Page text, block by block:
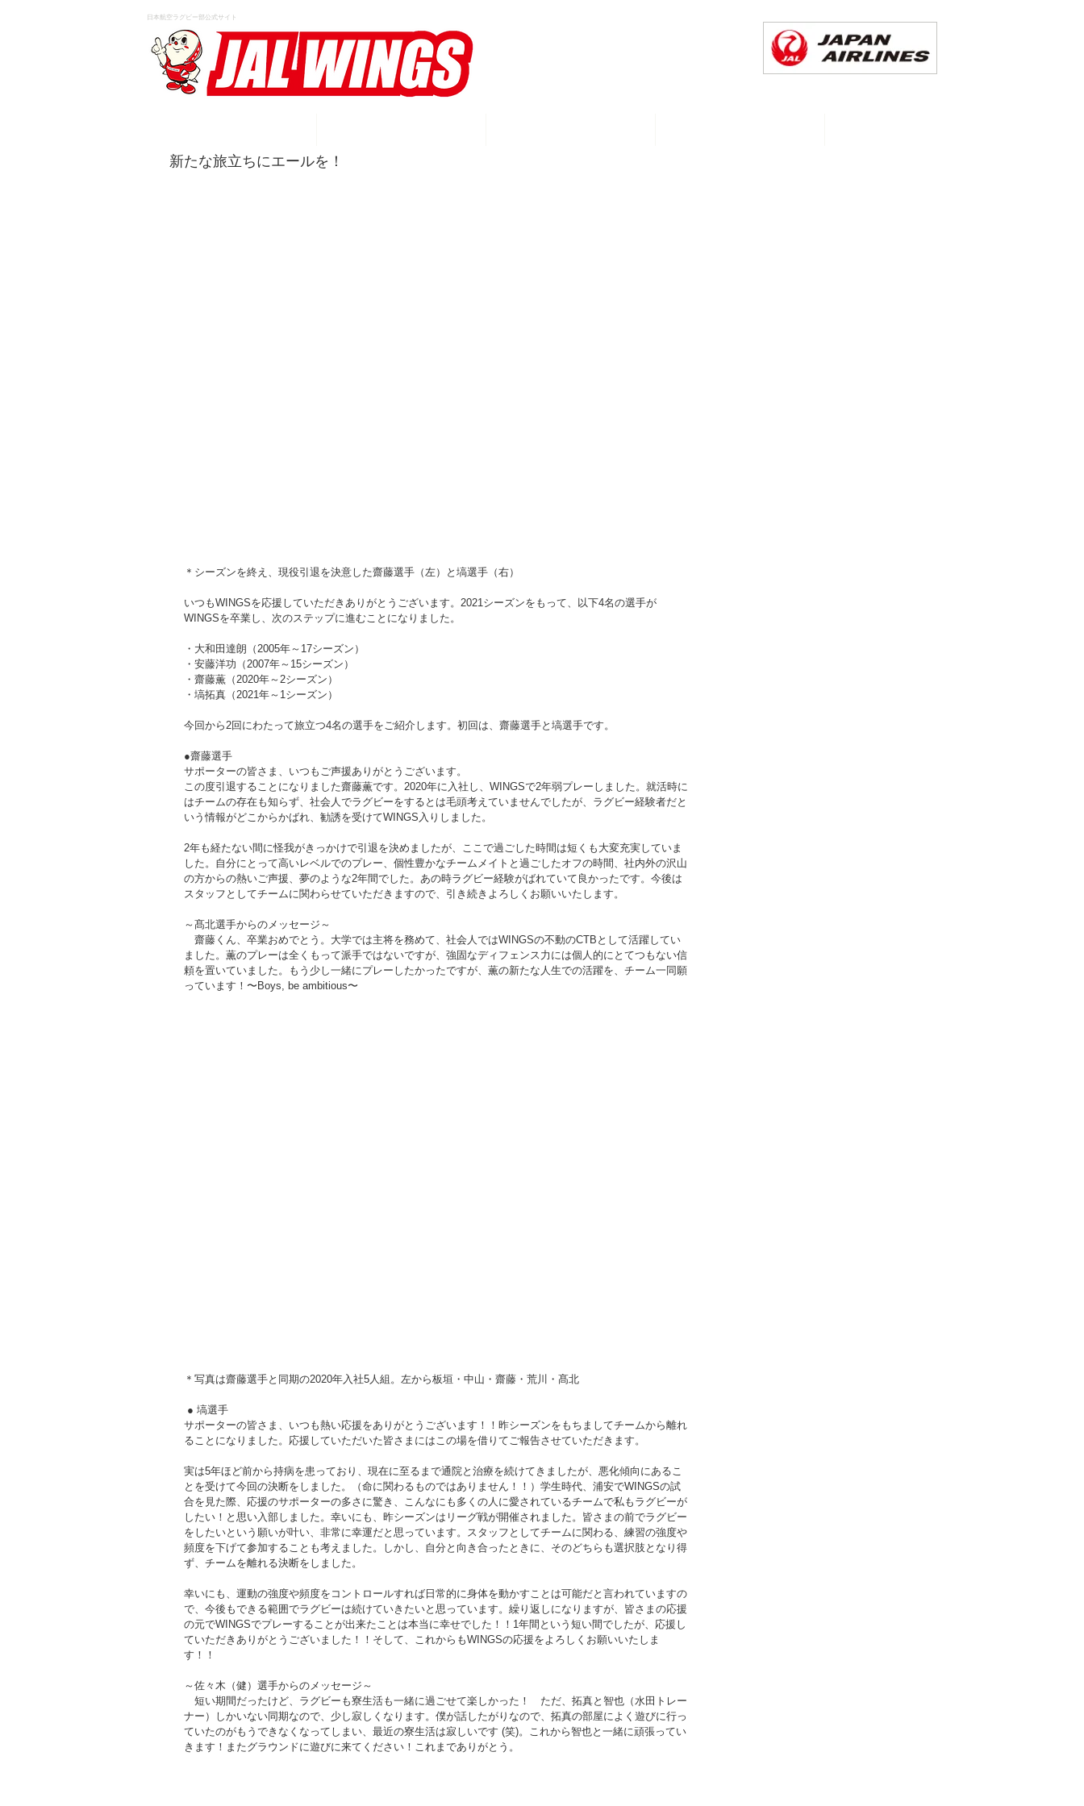
日本航空ラグビー部公式サイト
新たな旅立ちにエールを！
＊シーズンを終え、現役引退を決意した齋藤選手（左）と塙選手（右）
いつもWINGSを応援していただきありがとうございます。2021シーズンをもって、以下4名の選手が
WINGSを卒業し、次のステップに進むことになりました。
・大和田達朗（2005年～17シーズン）
・安藤洋功（2007年～15シーズン）
・齋藤薫（2020年～2シーズン）
・塙拓真（2021年～1シーズン）
今回から2回にわたって旅立つ4名の選手をご紹介します。初回は、齋藤選手と塙選手です。
●齋藤選手
サポーターの皆さま、いつもご声援ありがとうございます。
この度引退することになりました齋藤薫です。2020年に入社し、WINGSで2年弱プレーしました。就活時に
はチームの存在も知らず、社会人でラグビーをするとは毛頭考えていませんでしたが、ラグビー経験者だと
いう情報がどこからかばれ、勧誘を受けてWINGS入りしました。
2年も経たない間に怪我がきっかけで引退を決めましたが、ここで過ごした時間は短くも大変充実していま
した。自分にとって高いレベルでのプレー、個性豊かなチームメイトと過ごしたオフの時間、社内外の沢山
の方からの熱いご声援、夢のような2年間でした。あの時ラグビー経験がばれていて良かったです。今後は
スタッフとしてチームに関わらせていただきますので、引き続きよろしくお願いいたします。
～髙北選手からのメッセージ～
齋藤くん、卒業おめでとう。大学では主将を務めて、社会人ではWINGSの不動のCTBとして活躍してい
ました。薫のプレーは全くもって派手ではないですが、強固なディフェンス力には個人的にとてつもない信
頼を置いていました。もう少し一緒にプレーしたかったですが、薫の新たな人生での活躍を、チーム一同願
っています！〜Boys, be ambitious〜
＊写真は齋藤選手と同期の2020年入社5人組。左から板垣・中山・齋藤・荒川・髙北
● 塙選手
サポーターの皆さま、いつも熱い応援をありがとうございます！！昨シーズンをもちましてチームから離れ
ることになりました。応援していただいた皆さまにはこの場を借りてご報告させていただきます。
実は5年ほど前から持病を患っており、現在に至るまで通院と治療を続けてきましたが、悪化傾向にあるこ
とを受けて今回の決断をしました。（命に関わるものではありません！！）学生時代、浦安でWINGSの試
合を見た際、応援のサポーターの多さに驚き、こんなにも多くの人に愛されているチームで私もラグビーが
したい！と思い入部しました。幸いにも、昨シーズンはリーグ戦が開催されました。皆さまの前でラグビー
をしたいという願いが叶い、非常に幸運だと思っています。スタッフとしてチームに関わる、練習の強度や
頻度を下げて参加することも考えました。しかし、自分と向き合ったときに、そのどちらも選択肢となり得
ず、チームを離れる決断をしました。
幸いにも、運動の強度や頻度をコントロールすれば日常的に身体を動かすことは可能だと言われていますの
で、今後もできる範囲でラグビーは続けていきたいと思っています。繰り返しになりますが、皆さまの応援
の元でWINGSでプレーすることが出来たことは本当に幸せでした！！1年間という短い間でしたが、応援し
ていただきありがとうございました！！そして、これからもWINGSの応援をよろしくお願いいたしま
す！！
～佐々木（健）選手からのメッセージ～
短い期間だったけど、ラグビーも寮生活も一緒に過ごせて楽しかった！　ただ、拓真と智也（水田トレー
ナー）しかいない同期なので、少し寂しくなります。僕が話したがりなので、拓真の部屋によく遊びに行っ
ていたのがもうできなくなってしまい、最近の寮生活は寂しいです (笑)。これから智也と一緒に頑張ってい
きます！またグラウンドに遊びに来てください！これまでありがとう。